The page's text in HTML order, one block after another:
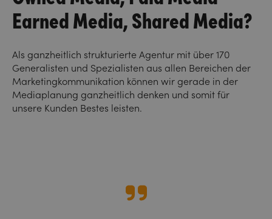
Earned Media, Shared Media?
Als ganzheitlich strukturierte Agentur mit über 170
Generalisten und Spezialisten aus allen Bereichen der
Marketingkommunikation können wir gerade in der
Mediaplanung ganzheitlich denken und somit für
unsere Kunden Bestes leisten.